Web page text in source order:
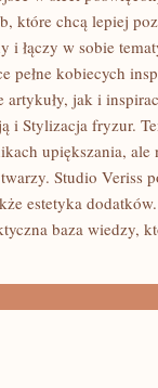
które chcą lepiej
i łączy w sobie
pełne kobiecych
artykuły, jak i
i Stylizacja fryzur.
upiększania, ale
Studio Veriss
estetyka
baza wiedzy,